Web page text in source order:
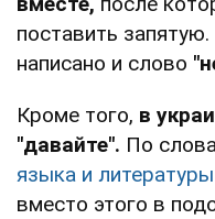
поставить
написано и слово
Кроме того, в
"давайте". По
языка и
вместо этого в